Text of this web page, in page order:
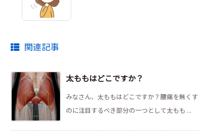
関連記事
太ももはどこですか？
みなさん、太ももはどこですか？腰痛を無くす
のに注目するべき部分の一つとして太もも ...